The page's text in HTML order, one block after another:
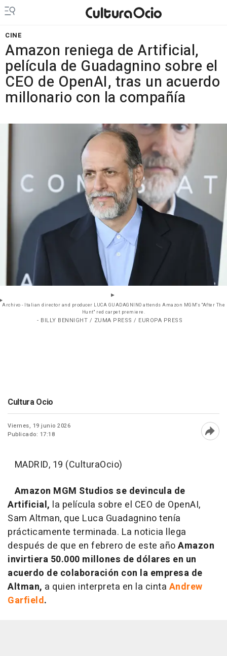
CINE
Amazon reniega de Artificial,
película de Guadagnino sobre el
CEO de OpenAI, tras un acuerdo
millonario con la compañía
Archivo - Italian director and producer LUCA GUADAGNINO attends Amazon MGM's ''After The
Hunt'' red carpet premiere.
- BILLY BENNIGHT / ZUMA PRESS / EUROPA PRESS
Cultura Ocio
Viernes, 19 junio 2026
Publicado: 17:18
MADRID, 19 (CulturaOcio)
Amazon MGM Studios se devincula de
Artificial, la película sobre el CEO de OpenAI,
Sam Altman, que Luca Guadagnino tenía
prácticamente terminada. La noticia llega
después de que en febrero de este añoAmazon
invirtiera 50.000 millones de dólares en un
acuerdo de colaboración con la empresa de
Altman, a quien interpreta en la cinta Andrew
Garfield.